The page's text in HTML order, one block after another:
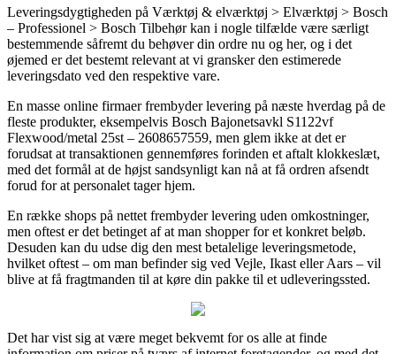
Leveringsdygtigheden på Værktøj & elværktøj > Elværktøj > Bosch
– Professionel > Bosch Tilbehør kan i nogle tilfælde være særligt
bestemmende såfremt du behøver din ordre nu og her, og i det
øjemed er det bestemt relevant at vi gransker den estimerede
leveringsdato ved den respektive vare.
En masse online firmaer frembyder levering på næste hverdag på de
fleste produkter, eksempelvis Bosch Bajonetsavkl S1122vf
Flexwood/metal 25st – 2608657559, men glem ikke at det er
forudsat at transaktionen gennemføres forinden et aftalt klokkeslæt,
med det formål at de højst sandsynligt kan nå at få ordren afsendt
forud for at personalet tager hjem.
En række shops på nettet frembyder levering uden omkostninger,
men oftest er det betinget af at man shopper for et konkret beløb.
Desuden kan du udse dig den mest betalelige leveringsmetode,
hvilket oftest – om man befinder sig ved Vejle, Ikast eller Aars – vil
blive at få fragtmanden til at køre din pakke til et udleveringssted.
Det har vist sig at være meget bekvemt for os alle at finde